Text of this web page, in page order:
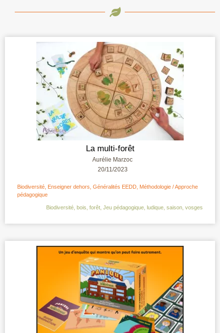
La multi-forêt
Aurélie Marzoc
20/11/2023
Biodiversité Enseigner dehors Généralités EEDD Méthodologie / Approche
pédagogique
Biodiversité bois forêt Jeu pédagogique ludique saison vosges